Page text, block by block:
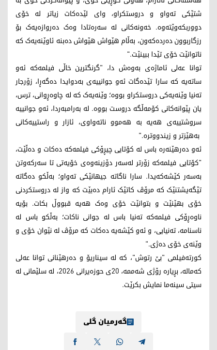
شتێکی تەواو و دروستکراو، وای لێدەکات زیاتر لە خۆی
دووربکەوێتەوە. خەونەکانی لە سەرەتادا وەک دەروازەیەک بۆ
رزگاربوون دەردەکەون، بەڵام هێواش هێواش دەبنە ئاوێنەیەک کە
ناتوانێت خۆی تێدا ببینێت."
توانا عەلی ئاماژەی بەوەش دا، "گرنگترین خاڵی فیلمەکە ئەو
ساتەیە کە سارا تێدەگات ئەو جوانییەی بەدوایدا دەگەڕا، زۆرجار
تەنیا وێنەیەکی دروستکراو بووە؛ وێنەیەک کە لە چاوەڕوانی، ترس،
یان پێوانەکانی کۆمەڵگە دروست بووە. لە بەرامبەردا، ئەو جوانییە
سروشتییەی هەیە بە هەموو ناتەواوی، ئازار و راستییەکانی
بەهێزتر و زیندووترە."
ئەو دەرهێنەرە باس لە کۆتایی چیڕۆکی فیلمەکە دەکات و دەڵێت،
"کۆتایی فیلمەکە زۆرتر لەسەر دۆزینەوەی خۆیەتی تا سەرکەوتن
بەسەر کێشەکەیدا. سارا ناگاتە جیهانێکی تەواو؛ بەڵکو دەگاتە
تێگەیشتنێک کە مرۆڤ کاتێک ئارام دەبێت کە واز لە دروستکردنی
خۆی بهێنێت و بتوانێت خۆی وەک هەیە قبووڵ بکات. بۆیە
ناوەڕۆکی فیلمەکە تەنیا باس لە جوانی ناکات؛ بەڵکو باس لە
ناسنامە، تەنیایی، و ئەو کێشەیە دەکات کە مرۆڤ لە نێوان خۆی و
وێنەی خۆی دەژی."
کورتەفیلمی "بێ رتوش"، کە لە سیناریۆ و دەرهێنانی توانا عەلی
کەمالە، بڕیارە رۆژی شەممە، 20ی حوزەیرانی 2026، لە سلێمانی لە
سیتی سینەما نمایش بکرێت.
گەرمیان گلی